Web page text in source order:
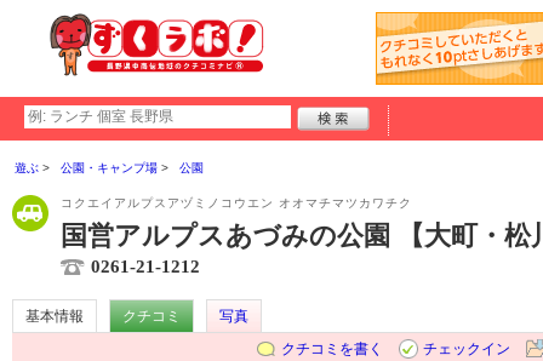
遊ぶ 公園・キャンプ場 公園
コクエイアルプスアヅミノコウエン オオマチマツカワチク
国営アルプスあづみの公園 【大町・松
0261-21-1212
基本情報 クチコミ
写真
クチコミを書く
チェックイン